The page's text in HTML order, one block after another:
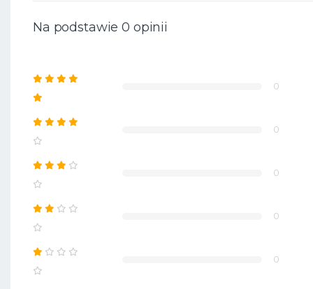
Na podstawie 0 opinii
0
0
0
0
0